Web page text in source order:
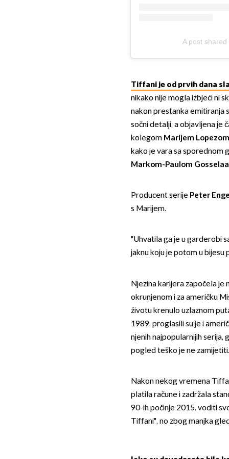
A post
Tiffani je od prvih dana
nikako nije mogla izbjeći ni
nakon prestanka emitiranja
sočni detalji, a objavljena je
kolegom Marijem Lopezom
kako je vara sa sporednom
Markom-Paulom
Producent serije Peter
s Marijem.
"Uhvatila ga je u garderobi
jaknu koju je potom u bijesu
Njezina karijera započela je
okrunjenom i za američku
životu krenulo uzlaznom
1989. proglasili su je i
njenih najpopularnijih serija,
pogled teško je ne zamijetiti.
Nakon nekog vremena
platila račune i zadržala
90-ih počinje 2015. voditi
Tiffani", no zbog manjka